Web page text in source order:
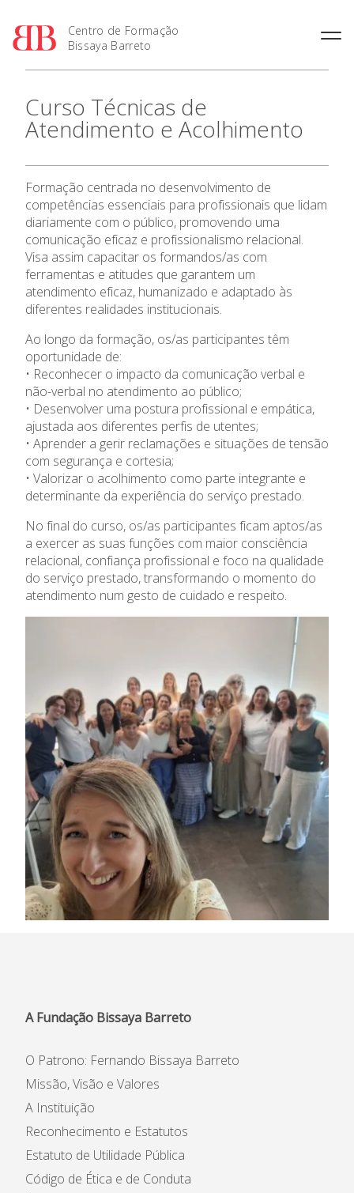
Centro de Formação
Bissaya Barreto
O CFBB
Formação
Agenda
Bolsa de Formadores
Contactos
GIP
Curso Técnicas de
Atendimento e Acolhimento
Formação centrada no desenvolvimento de
competências essenciais para profissionais que lidam
diariamente com o público, promovendo uma
comunicação eficaz e profissionalismo relacional.
Visa assim capacitar os formandos/as com
ferramentas e atitudes que garantem um
atendimento eficaz, humanizado e adaptado às
diferentes realidades institucionais.
Ao longo da formação, os/as participantes têm
oportunidade de:
• Reconhecer o impacto da comunicação verbal e
não-verbal no atendimento ao público;
• Desenvolver uma postura profissional e empática,
ajustada aos diferentes perfis de utentes;
• Aprender a gerir reclamações e situações de tensão
com segurança e cortesia;
• Valorizar o acolhimento como parte integrante e
determinante da experiência do serviço prestado.
No final do curso, os/as participantes ficam aptos/as
a exercer as suas funções com maior consciência
relacional, confiança profissional e foco na qualidade
do serviço prestado, transformando o momento do
atendimento num gesto de cuidado e respeito.
A Fundação Bissaya Barreto
O Patrono: Fernando Bissaya Barreto
Missão, Visão e Valores
A Instituição
Reconhecimento e Estatutos
Estatuto de Utilidade Pública
Código de Ética e de Conduta